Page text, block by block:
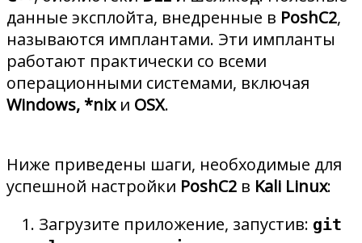
данные эксплойта, внедренные в PoshC2,
называются имплантами. Эти импланты
работают практически со всеми
операционными системами, включая
Windows, *nixи OSX.
Ниже приведены шаги, необходимые для
успешной настройки PoshC2 в Kali Linux:
Загрузите приложение, запустив: git